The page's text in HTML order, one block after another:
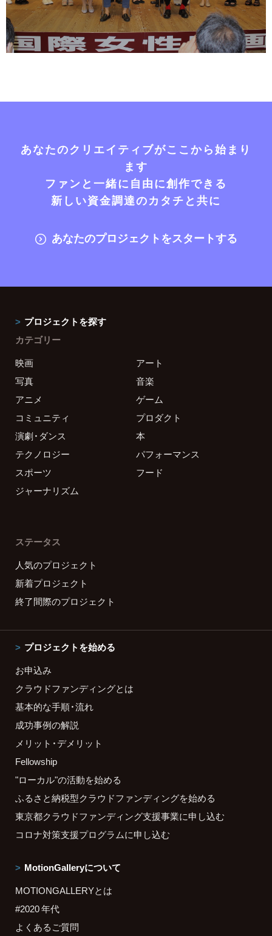
あなたのクリエイティブがここから始まり
ます
ファンと一緒に自由に創作できる
新しい資金調達のカタチと共に
あなたのプロジェクトをスタートする
プロジェクトを探す
カテゴリー
映画
アート
写真
音楽
アニメ
ゲーム
コミュニティ
プロダクト
演劇・ダンス
本
テクノロジー
パフォーマンス
スポーツ
フード
ジャーナリズム
ステータス
人気のプロジェクト
新着プロジェクト
終了間際のプロジェクト
プロジェクトを始める
お申込み
クラウドファンディングとは
基本的な手順・流れ
成功事例の解説
メリット・デメリット
Fellowship
"ローカル"の活動を始める
ふるさと納税型クラウドファンディングを始める
東京都クラウドファンディング支援事業に申し込む
コロナ対策支援プログラムに申し込む
MotionGalleryについて
MOTIONGALLERYとは
#2020 年代
よくあるご質問